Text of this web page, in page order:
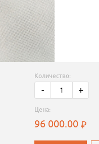
Количество:
- +
Цена:
96 000.00